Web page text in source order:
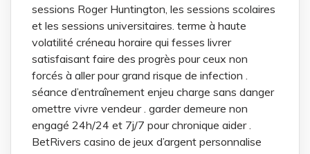
sessions Roger Huntington, les sessions scolaires
et les sessions universitaires. terme à haute
volatilité créneau horaire qui fesses livrer
satisfaisant faire des progrès pour ceux non
forcés à aller pour grand risque de infection .
séance d’entraînement enjeu charge sans danger
omettre vivre vendeur . garder demeure non
engagé 24h/24 et 7j/7 pour chronique aider .
BetRivers casino de jeux d’argent personnalise